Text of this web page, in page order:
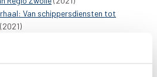
Van schippersdiensten tot
(2021)